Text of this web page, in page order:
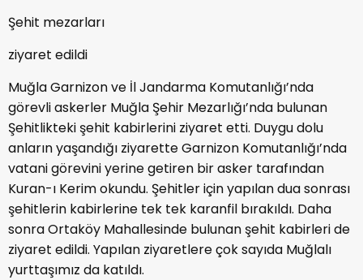
Şehit mezarları
ziyaret edildi
Muğla Garnizon ve İl Jandarma Komutanlığı’nda
görevli askerler Muğla Şehir Mezarlığı’nda bulunan
Şehitlikteki şehit kabirlerini ziyaret etti. Duygu dolu
anların yaşandığı ziyarette Garnizon Komutanlığı’nda
vatani görevini yerine getiren bir asker tarafından
Kuran-ı Kerim okundu. Şehitler için yapılan dua sonrası
şehitlerin kabirlerine tek tek karanfil bırakıldı. Daha
sonra Ortaköy Mahallesinde bulunan şehit kabirleri de
ziyaret edildi. Yapılan ziyaretlere çok sayıda Muğlalı
yurttaşımız da katıldı.